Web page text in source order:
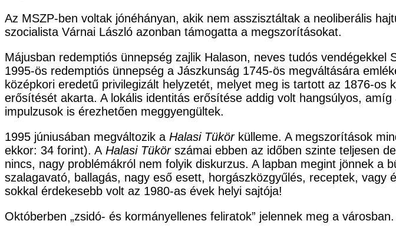
Az MSZP-ben voltak jónéhányan, akik nem asszisztáltak a neoliberális
szocialista Várnai László azonban támogatta a megszorításokat.
Májusban redemptiós ünnepség zajlik Halason, neves tudós
1995-ös redemptiós ünnepség a Jászkunság 1745-ös megváltására
középkori eredetű privilegizált helyzetét, melyet meg is tartott az 1876-
erősítését akarta. A lokális identitás erősítése addig volt hangsúlyos,
impulzusok is érezhetően meggyengültek.
1995 júniusában megváltozik a Halasi Tükör külleme. A megszorítások
ekkor: 34 forint). A Halasi Tükörszámai ebben az időben szinte teljesen
nincs, nagy problémákról nem folyik diskurzus. A lapban megint jönnek a
szalagavató, ballagás, nagy eső esett, horgászközgyűlés, receptek,
sokkal érdekesebb volt az 1980-as évek helyi sajtója!
Októberben „zsidó- és kormányellenes feliratok” jelennek meg a városban.